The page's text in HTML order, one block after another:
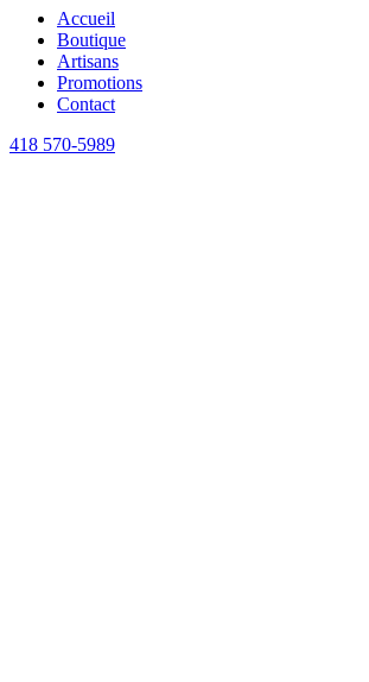
Accueil
Boutique
Artisans
Promotions
Contact
418 570-5989